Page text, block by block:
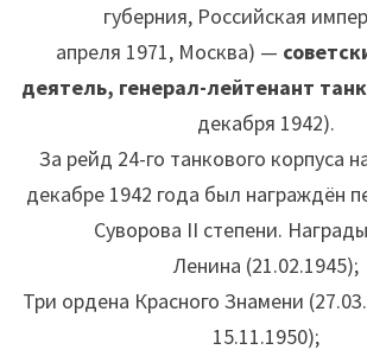
губерния, Российская
апреля 1971, Москва) —
деятель, генерал-лейтенант
декабря 1942).
За рейд 24-го танкового корпуса
декабре 1942 года был награждён
Суворова II степени.
Ленина (21.02.1945);
Три ордена Красного Знамени
15.11.1950);